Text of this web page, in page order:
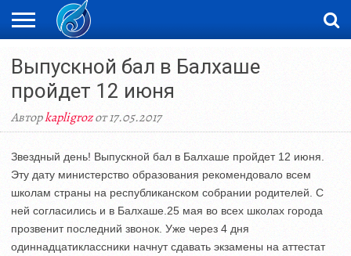
НОВОСТИ
ВИДЕО
ФОТОРЕПОРТАЖИ
ОРКЕН
LIVETV
Выпускной бал в Балхаше
пройдет 12 июня
Авторkapligrozот 17.05.2017
Звездный день! Выпускной бал в Балхаше пройдет 12 июня.
Эту дату министерство образования рекомендовало всем
школам страны на республиканском собрании родителей. С
ней согласились и в Балхаше.25 мая во всех школах города
прозвенит последний звонок. Уже через 4 дня
одиннадцатиклассники начнут сдавать экзамены на аттестат